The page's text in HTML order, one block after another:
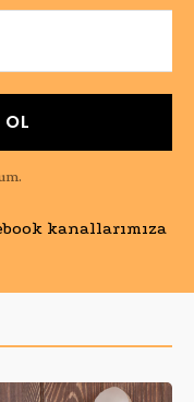
OL
kanallarımıza